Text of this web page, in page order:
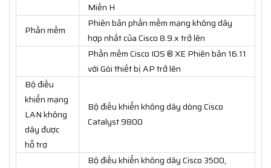
Miền H
Phần mềm
Phiên bản phần mềm mạng không dây
hợp nhất của Cisco 8.9.x trở lên
Phần mềm Cisco IOS ® XE Phiên bản 16.11
với Gói thiết bị AP trở lên
Bộ điều
khiển mạng
LAN không
dây được
hỗ trợ
Bộ điều khiển không dây dòng Cisco
Catalyst 9800
Bộ điều khiển không dây Cisco 3500,